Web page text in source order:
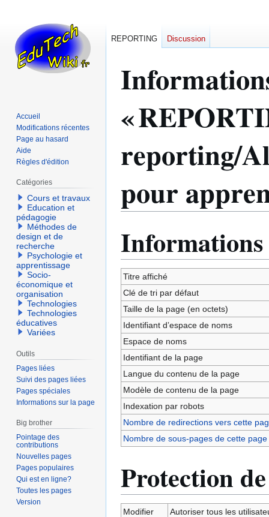
«
reporting/
pour
navigation
recherche
Informations
Titre affiché
Clé de tri par défaut
Taille de la page (en octets)
Identifiant dʼespace de noms
Espace de noms
Identifiant de la page
Langue du contenu de la page
Modèle de contenu de la page
Indexation par robots
Nombre de redirections vers cette
Nombre de sous-pages de cette page
Protection
Modifier
Autoriser tous les
REPORTING Discussion
Accueil
Modifications récentes
Page au hasard
Aide
Règles d'édition
Catégories
Cours et travaux
Education et
pédagogie
Méthodes de
design et de
recherche
Psychologie et
apprentissage
Socio-
économique et
organisation
Technologies
Technologies
éducatives
Variées
Outils
Pages liées
Suivi des pages liées
Pages spéciales
Informations sur la page
Big brother
Pointage des
contributions
Nouvelles pages
Pages populaires
Qui est en ligne?
Toutes les pages
Version